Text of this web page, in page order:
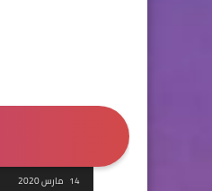
14 مارس 2020